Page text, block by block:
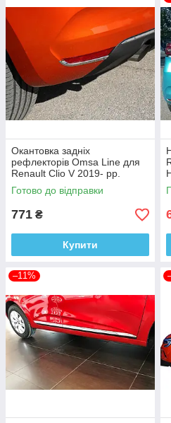
Окантовка задніх
рефлекторів Omsa Line для
Renault Clio V 2019- рр.
Нержавіюча сталь (2 шт)
Готово до відправки
771 ₴
Купити
–11%